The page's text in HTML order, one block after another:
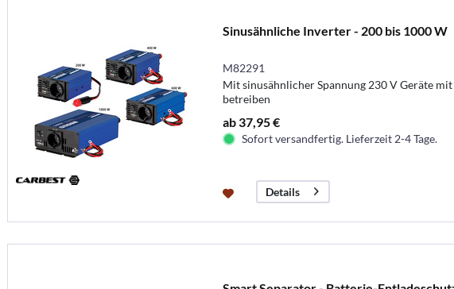
Sinusähnliche Inverter - 200 bis 1000 W
M82291
Mit sinusähnlicher Spannung 230 V Geräte
betreiben
ab 37,95 €
Sofort versandfertig. Lieferzeit 2-4 Tage.
Details